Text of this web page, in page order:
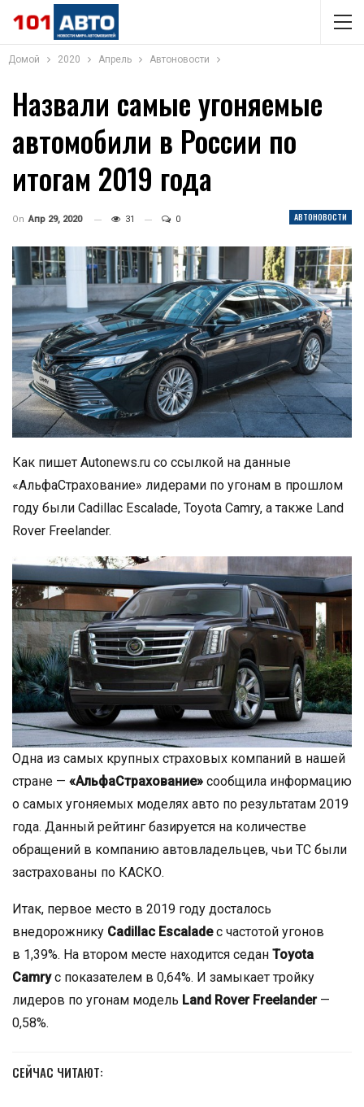
Домой 2020 Апрель Автоновости
Назвали самые угоняемые
автомобили в России по
итогам 2019 года
АВТОНОВОСТИ
On Апр 29, 2020 31 0
Как пишет Autonews.ru со ссылкой на данные
«АльфаСтрахование» лидерами по угонам в прошлом
году были Cadillac Escalade, Toyota Camry, а также Land
Rover Freelander.
Одна из самых крупных страховых компаний в нашей
стране — «АльфаСтрахование» сообщила информацию
о самых угоняемых моделях авто по результатам 2019
года. Данный рейтинг базируется на количестве
обращений в компанию автовладельцев, чьи ТС были
застрахованы по КАСКО.
Итак, первое место в 2019 году досталось
внедорожнику Cadillac Escaladeс частотой угонов
в 1,39%. На втором месте находится седан Toyota
Camryс показателем в 0,64%. И замыкает тройку
лидеров по угонам модель Land Rover Freelander—
0,58%.
СЕЙЧАС ЧИТАЮТ: